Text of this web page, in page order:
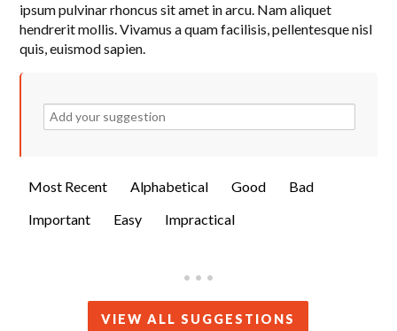
ipsum pulvinar rhoncus sit amet in arcu. Nam aliquet
hendrerit mollis. Vivamus a quam facilisis, pellentesque nisl
quis, euismod sapien.
Most Recent Alphabetical Good
Bad
Important
Easy Impractical
• • •
VIEW ALL SUGGESTIONS